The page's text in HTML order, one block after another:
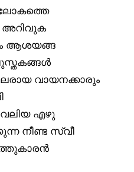
അറിവുക
ആശയങ്ങ
വായനക്കാരും
വലിയ എഴു
നീണ്ട സ്വീ